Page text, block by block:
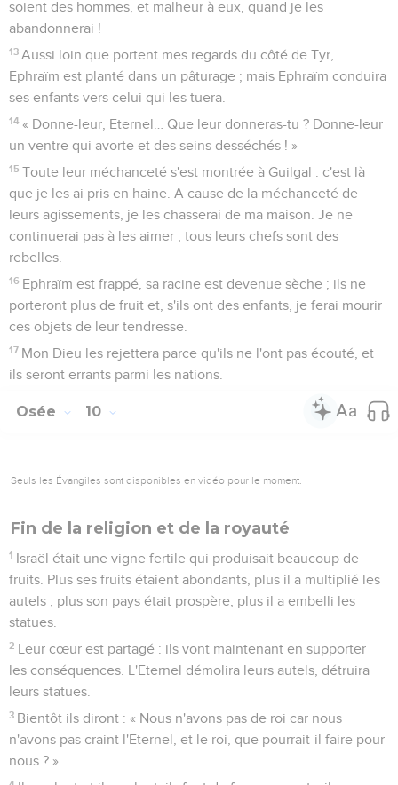
vin nouveau leur fera défaut.
retournera en Egypte, et ils mangeront en Assyrie des
aliments impurs.
sacrifices ne lui seront pas agréables. Ce sera comme un
repas de deuil pour eux : tous ceux qui en mangeront se
rendront impurs. Oui, leur pain ne sera que pour eux, il
n'entrera pas dans la maison de l'Eternel.
5 Que ferez-vous lors des jours solennels, lors des fêtes de
l'Eternel ?
accueillera, Memphis leur donnera des tombeaux. Ce qu'ils
ont de précieux, leur argent, sera pris par les orties, et les
ronces pousseront dans leurs tentes.
Ils arrivent, les jours de l’intervention, ils arrivent, les jours
de la rétribution, Israël va le savoir ! Le prophète est fou,
l'homme inspiré délire : c’est à cause de la grandeur de tes
un filet d'oiseleur sur toutes ses voies ; il y a de la haine dans
Ils sont plongés dans la corruption comme à l’époque de
péchés.
La déception du Seigneur
J'ai trouvé Israël comme des raisins dans le désert, j'ai vu
vos ancêtres comme les premiers fruits d'un figuier, mais ils
sont allés vers Baal-Peor, ils se sont consacrés à l'infâme
amour.
La gloire d'Ephraïm s'envolera comme un oiseau : plus de